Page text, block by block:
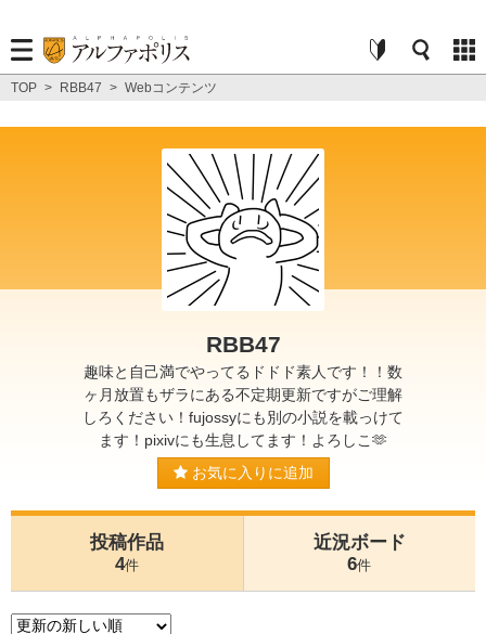
TOP > RBB47 > Webコンテンツ
RBB47
趣味と自己満でやってるドドド素人です！！数
ヶ月放置もザラにある不定期更新ですがご理解
しろください！fujossyにも別の小説を載っけて
ます！pixivにも生息してます！よろしこ🫶
お気に入りに追加
投稿作品
4件
近況ボード
6件